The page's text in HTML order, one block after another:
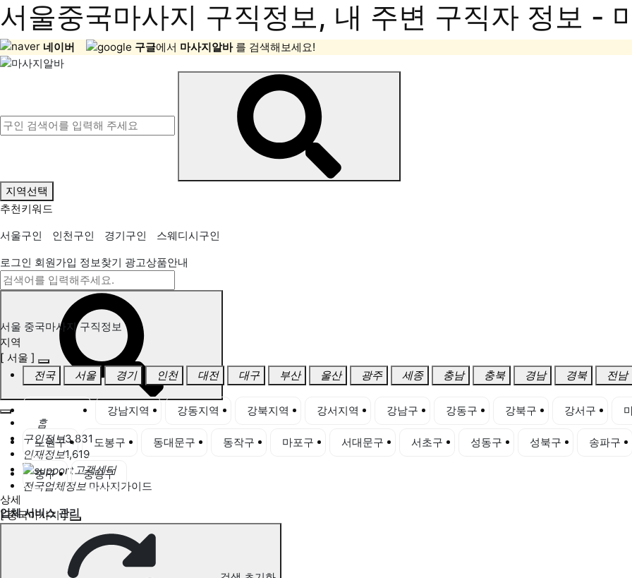
서울중국마사지 구직정보, 내 주변 구직자 정보 -
네이버 구글에서 마사지알바 를 검색해보세요!
지역선택
추천키워드
서울구인
인천구인 경기구인
스웨디시구인
로그인 회원가입 정보찾기 광고상품안내
홈
구인정보3,831
인재정보1,619
고객센터
전국업체정보 마사지가이드
업체 서비스 관리
개인 서비스 관리
서울 중국마사지 구직정보
서울 중국마사지 구직정보
지역
[ 서울 ]
전국
서울 경기 인천 대전 대구 부산 울산 광주 세종 충남 충북 경남 경북 전남
강남지역 강동지역 강북지역 강서지역 강남구 강동구 강북구 강서구
노원구 도봉구 동대문구 동작구 마포구 서대문구 서초구 성동구 성북구 송파구
중구
중랑구
상세
[ 중국마사지 ]